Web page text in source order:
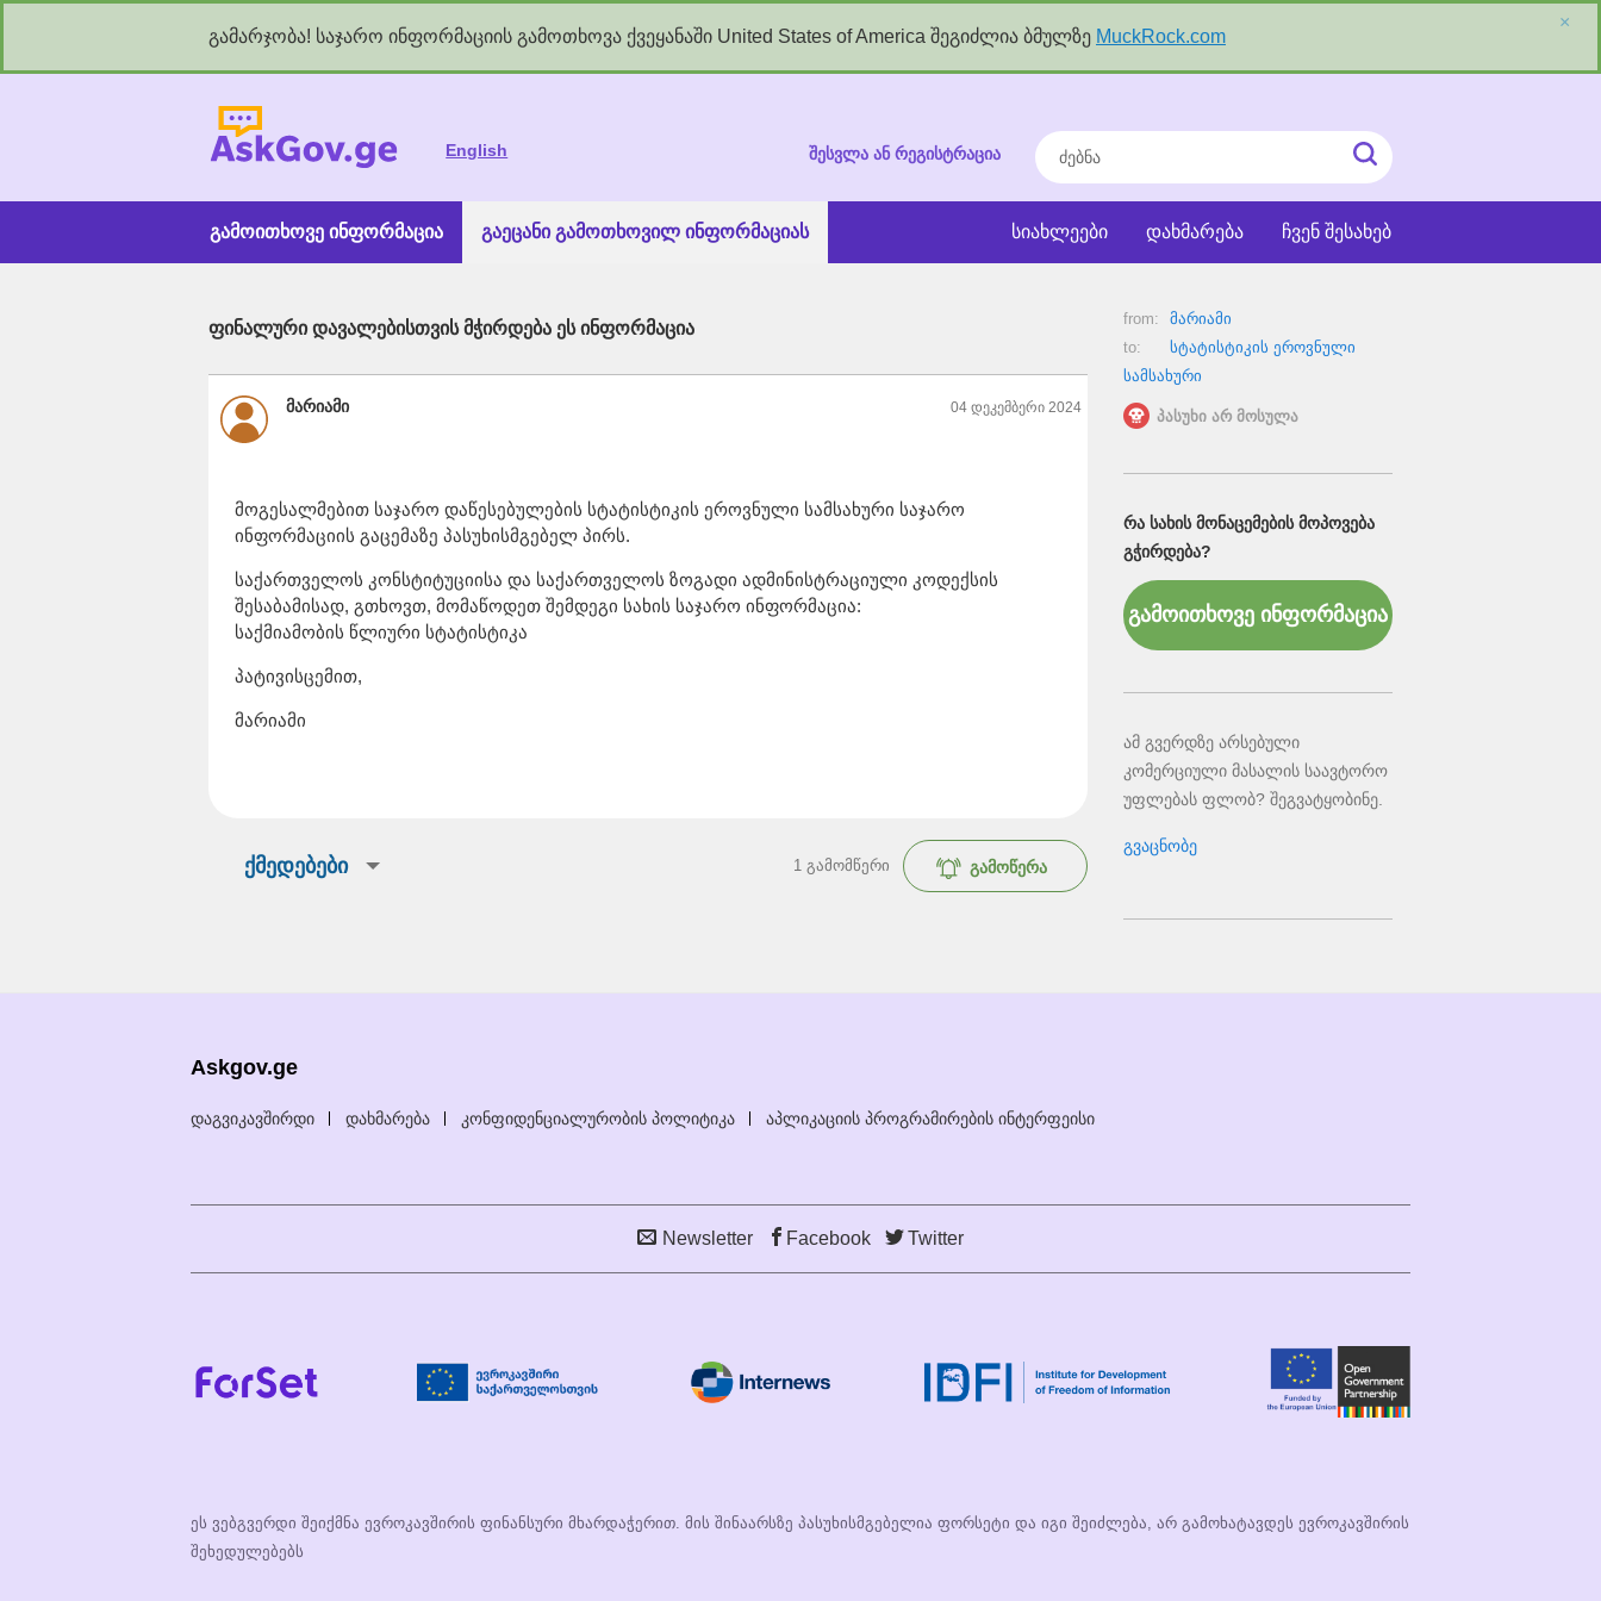
გამარჯობა! საჯარო ინფორმაციის გამოთხოვა ქვეყანაში United States of America შეგიძლია ბმულზე MuckRock.com
×
English ძებნა
ძიეების
ჩატვირთვა
შესვლა ან რეგისტრაცია
გამოითხოვე ინფორმაცია გაეცანი გამოთხოვილ ინფორმაციას ჩვენ შესახებ
დახმარება
სიახლეები
ფინალური დავალებისთვის მჭირდება ეს ინფორმაცია
მარიამი 04 დეკემბერი 2024
მოგესალმებით საჯარო დაწესებულების სტატისტიკის ეროვნული სამსახური საჯარო
ინფორმაციის გაცემაზე პასუხისმგებელ პირს.
საქართველოს კონსტიტუციისა და საქართველოს ზოგადი ადმინისტრაციული კოდექსის
შესაბამისად, გთხოვთ, მომაწოდეთ შემდეგი სახის საჯარო ინფორმაცია:
საქმიამობის წლიური სტატისტიკა
პატივისცემით,
მარიამი
ქმედებები გამოწერა
1 გამომწერი
from:
მარიამი
to:
სტატისტიკის ეროვნული
სამსახური
პასუხი არ მოსულა
ᲠᲐ ᲡᲐᲮᲘᲡ ᲛᲝᲜᲐᲪᲔᲛᲔᲑᲘᲡ ᲛᲝᲞᲝᲕᲔᲑᲐ
ᲒᲭᲘᲠᲓᲔᲑᲐ?
გამოითხოვე ინფორმაცია
ამ გვერდზე არსებული
კომერციული მასალის საავტორო
უფლებას ფლობ? შეგვატყობინე.
გვაცნობე
Askgov.ge
დაგვიკავშირდი დახმარება კონფიდენციალურობის პოლიტიკა აპლიკაციის პროგრამირების ინტერფეისი
Newsletter Facebook Twitter
ეს ვებგვერდი შეიქმნა ევროკავშირის ფინანსური მხარდაჭერით. მის შინაარსზე პასუხისმგებელია ფორსეტი და იგი შეიძლება, არ გამოხატავდეს ევროკავშირის
შეხედულებებს